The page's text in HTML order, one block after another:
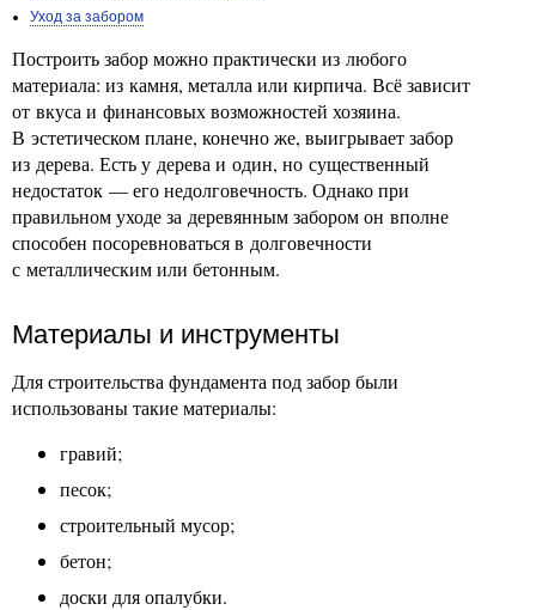
Уход за забором
Построить забор можно практически из любого
материала: из камня, металла или кирпича. Всё зависит
от вкуса и финансовых возможностей хозяина.
В эстетическом плане, конечно же, выигрывает забор
из дерева. Есть у дерева и один, но существенный
недостаток — его недолговечность. Однако при
правильном уходе за деревянным забором он вполне
способен посоревноваться в долговечности
с металлическим или бетонным.
Материалы и инструменты
Для строительства фундамента под забор были
использованы такие материалы:
гравий;
песок;
строительный мусор;
бетон;
доски для опалубки.